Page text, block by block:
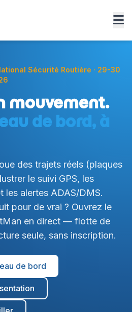
Sécurité Routière · 29-30
mouvement.
de bord, à
des trajets réels (plaques
le suivi GPS, les
les alertes ADAS/DMS.
pour de vrai ? Ouvrez le
en direct — flotte de
seule, sans inscription.
de bord